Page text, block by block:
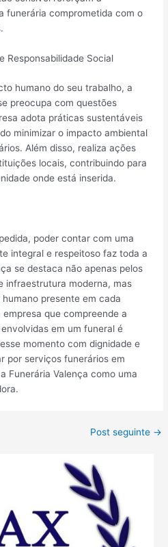
funerária comprometida com o
Responsabilidade Social
humano do seu trabalho, a
preocupa com questões
adota práticas sustentáveis
minimizar o impacto ambiental
Além disso, realiza ações
locais, contribuindo para
onde está inserida.
poder contar com uma
integral e respeitoso faz toda a
se destaca não apenas pelos
infraestrutura moderna, mas
presente em cada
que compreende a
em um funeral é
momento com dignidade e
por serviços funerários em
Funerária Valença como uma
Post seguinte →